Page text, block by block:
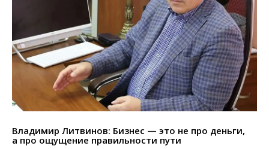
Владимир Литвинов: Бизнес — это не про деньги,
а про ощущение правильности пути